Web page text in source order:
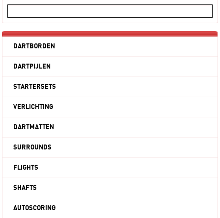
DARTBORDEN
DARTPIJLEN
STARTERSETS
VERLICHTING
DARTMATTEN
SURROUNDS
FLIGHTS
SHAFTS
AUTOSCORING